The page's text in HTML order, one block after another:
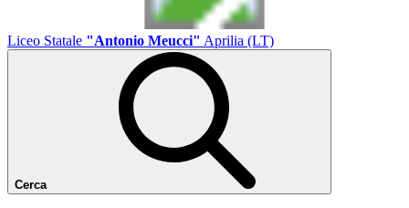
Liceo Statale "Antonio Meucci" Aprilia (LT)
Cerca